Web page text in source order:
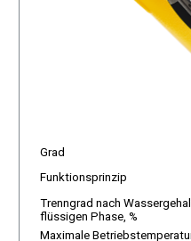
Grad
Funktionsprinzip
Trenngrad nach
flüssigen Phase, %
Maximale